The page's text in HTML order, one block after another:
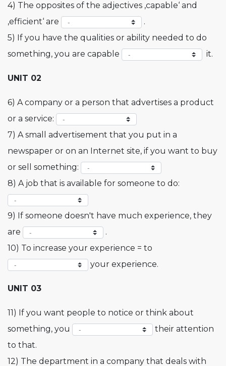
4) The opposites of the adjectives ‚capable‘ and
‚efficient‘ are
.
5) If you have the qualities or ability needed to do
something, you are capable
it.
UNIT 02
6) A company or a person that advertises a product
or a service:
7) A small advertisement that you put in a
newspaper or on an Internet site, if you want to buy
or sell something:
8) A job that is available for someone to do:
9) If someone doesn't have much experience, they
are
.
10) To increase your experience = to
your experience.
UNIT 03
11) If you want people to notice or think about
something, you
their attention
to that.
12) The department in a company that deals with